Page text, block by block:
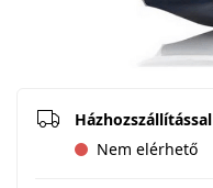
Házhozszállítással
Nem elérhető